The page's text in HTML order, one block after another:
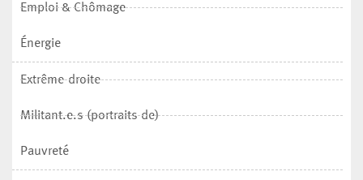
Emploi & Chômage
Énergie
Extrême-droite
Militant.e.s (portraits de)
Pauvreté